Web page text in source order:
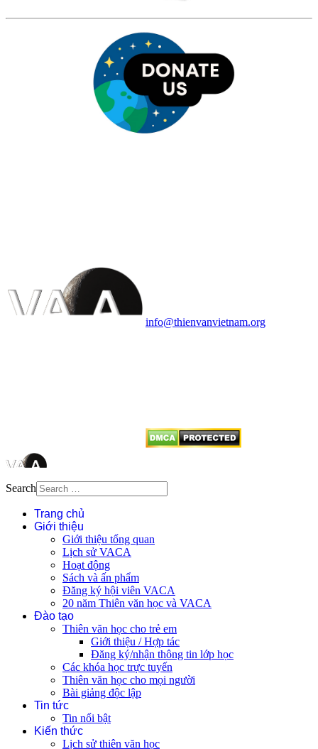
info@thienvanvietnam.org
Search
Trang chủ
Giới thiệu
Giới thiệu tổng quan
Lịch sử VACA
Hoạt động
Sách và ấn phẩm
Đăng ký hội viên VACA
20 năm Thiên văn học và VACA
Đào tạo
Thiên văn học cho trẻ em
Giới thiệu / Hợp tác
Đăng ký/nhận thông tin lớp học
Các khóa học trực tuyến
Thiên văn học cho mọi người
Bài giảng độc lập
Tin tức
Tin nổi bật
Kiến thức
Lịch sử thiên văn học